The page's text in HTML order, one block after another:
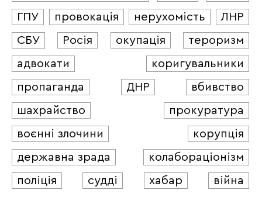
ГПУ
провокація нерухомість
ЛНР
СБУ
Росія окупація
тероризм
адвокати
коригувальники
пропаганда
ДНР
вбивство
шахрайство
прокуратура
воєнні злочини
корупція
державна зрада
колабораціонізм
поліція
судді хабар війна